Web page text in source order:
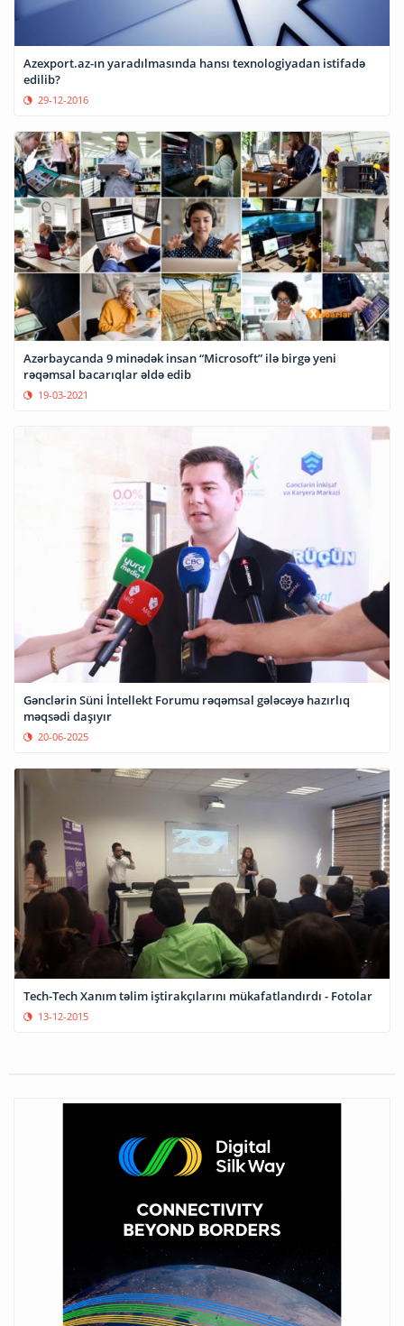
Azexport.az-ın yaradılmasında hansı texnologiyadan istifadə
edilib?
29-12-2016
Azərbaycanda 9 minədək insan “Microsoft” ilə birgə yeni
rəqəmsal bacarıqlar əldə edib
19-03-2021
Gənclərin Süni İntellekt Forumu rəqəmsal gələcəyə hazırlıq
məqsədi daşıyır
20-06-2025
Tech-Tech Xanım təlim iştirakçılarını mükafatlandırdı - Fotolar
13-12-2015